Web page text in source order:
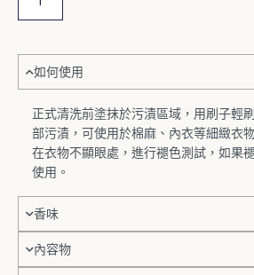
LAUNDRESS
去
漬
500G
如何使用
正式清洗前塗抹於污漬區域，用刷子輕
部污漬，可使用於棉麻、內衣等細緻衣
在衣物不顯眼處，進行褪色測試，如果
使用。
香味
內容物